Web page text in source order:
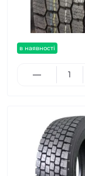
в наявності